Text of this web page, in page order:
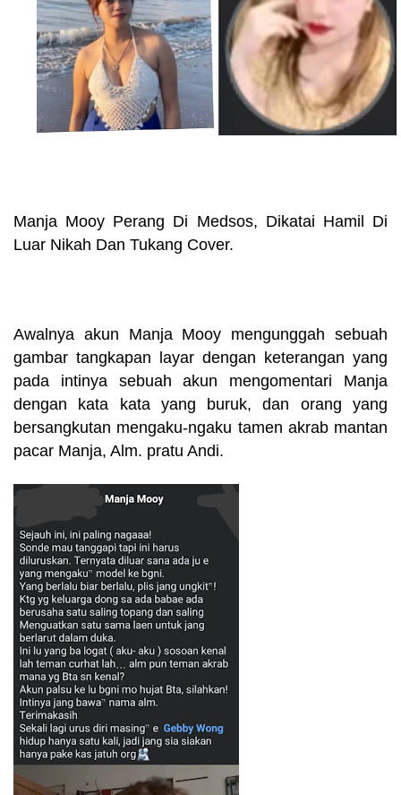
Manja Mooy Perang Di Medsos, Dikatai Hamil Di
Luar Nikah Dan Tukang Cover.
Awalnya akun Manja Mooy mengunggah sebuah
gambar tangkapan layar dengan keterangan yang
pada intinya sebuah akun mengomentari Manja
dengan kata kata yang buruk, dan orang yang
bersangkutan mengaku-ngaku tamen akrab mantan
pacar Manja, Alm. pratu Andi.